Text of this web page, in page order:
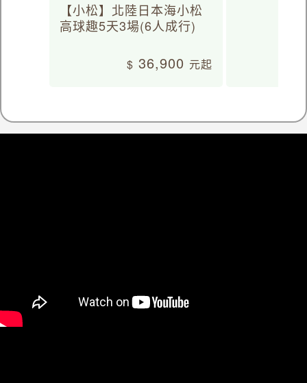
【小松】北陸日本海小松
高球趣5天3場(6人成行)
36,900